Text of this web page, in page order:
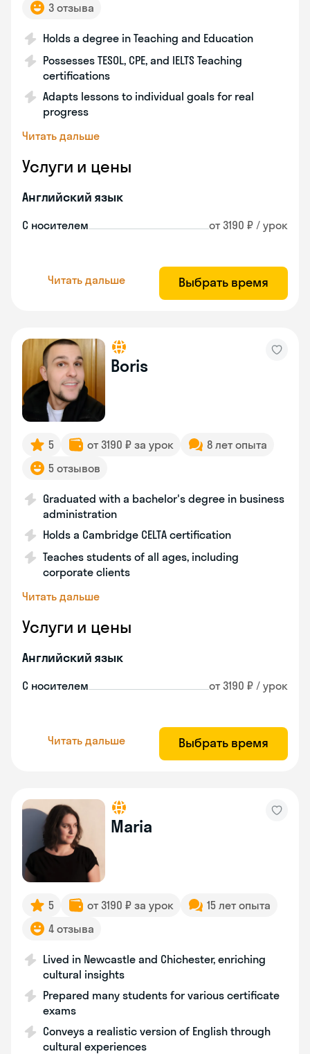
3 отзыва
Holds a degree in Teaching and Education
Possesses TESOL, CPE, and IELTS Teaching
certifications
Adapts lessons to individual goals for real
progress
Читать дальше
Услуги и цены
Английский язык
С носителем от 3190 ₽ / урок
Читать дальше Выбрать время
Boris
5 от 3190 ₽ за урок
8 лет опыта
5 отзывов
Graduated with a bachelor's degree in business
administration
Holds a Cambridge CELTA certification
Teaches students of all ages, including
corporate clients
Читать дальше
Услуги и цены
Английский язык
С носителем от 3190 ₽ / урок
Читать дальше Выбрать время
Maria
5 от 3190 ₽ за урок
15 лет опыта
4 отзыва
Lived in Newcastle and Chichester, enriching
cultural insights
Prepared many students for various certificate
exams
Conveys a realistic version of English through
cultural experiences